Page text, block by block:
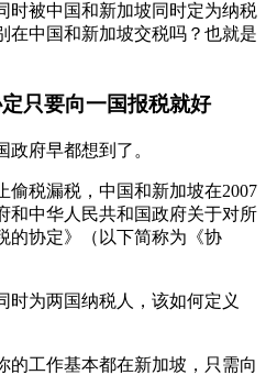
时被中国和新加坡同时定为纳税
在中国和新加坡交税吗？也就是
只要向一国报税就好
府早都想到了。
偷税漏税，中国和新加坡在2007
和中华人民共和国政府关于对所
的协定》（以下简称为《协
时为两国纳税人，该如何定义
的工作基本都在新加坡，只需向